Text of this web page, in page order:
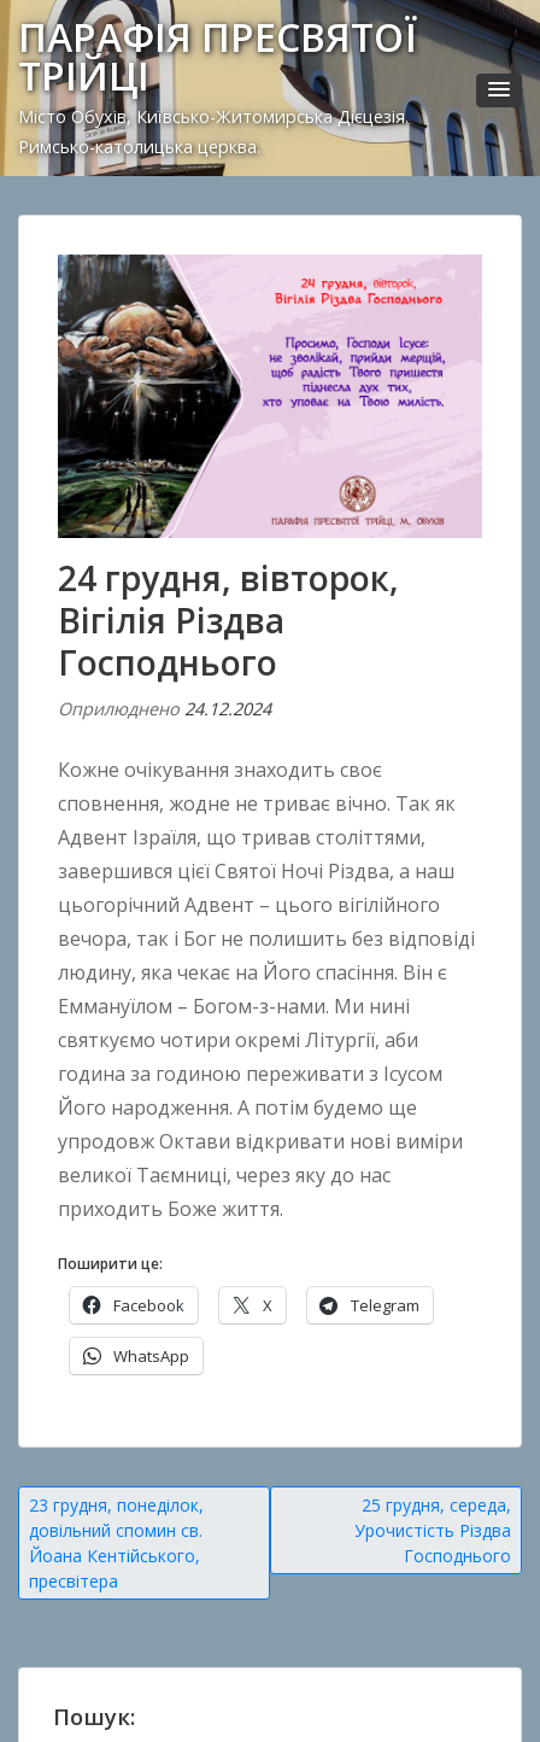
ПАРАФІЯ ПРЕСВЯТОЇ
ТРІЙЦІ
Місто Обухів, Київсько-Житомирська Дієцезія.
Римсько-католицька церква.
24 грудня, вівторок,
Вігілія Різдва
Господнього
Оприлюднено 24.12.2024В
д
A
n
t
n
B
o
k
h
o
n
o
Кожне очікування знаходить своє
сповнення, жодне не триває вічно. Так як
Адвент Ізраїля, що тривав століттями,
завершився цієї Святої Ночі Різдва, а наш
цьогорічний Адвент – цього вігілійного
вечора, так і Бог не полишить без відповіді
людину, яка чекає на Його спасіння. Він є
Еммануїлом – Богом-з-нами. Ми нині
святкуємо чотири окремі Літургії, аби
година за годиною переживати з Ісусом
Його народження. А потім будемо ще
упродовж Октави відкривати нові виміри
великої Таємниці, через яку до нас
приходить Боже життя.
Поширити це:
Facebook X Telegram
WhatsApp
п
у
б
л
і
к
в
н
Навігація
записів
23 грудня, понеділок,
довільний спомин св.
Йоана Кентійського,
пресвітера
25 грудня, середа,
Урочистість Різдва
Господнього
Пошук: